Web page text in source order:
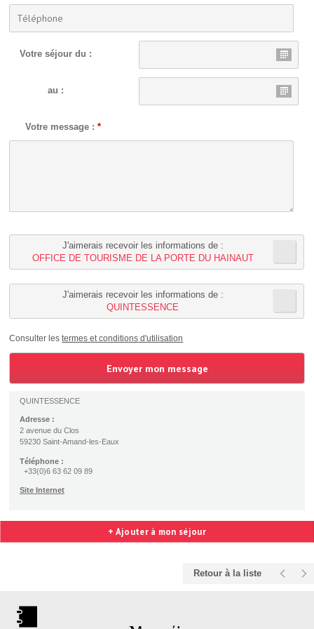
Votre séjour du :
au :
Votre message : *
J'aimerais recevoir les informations de :
OFFICE DE TOURISME DE LA PORTE DU HAINAUT
J'aimerais recevoir les informations de :
QUINTESSENCE
Consulter lestermes et conditions d'utilisation
QUINTESSENCE
Adresse :
2 avenue du Clos
59230 Saint-Amand-les-Eaux
Téléphone :
+33(0)6 63 62 09 89
Site Internet
+ Ajouter à mon séjour
Retour à la liste